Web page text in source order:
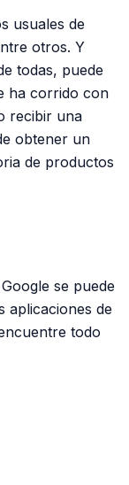
usuales de
otros. Y
todas, puede
ha corrido con
recibir una
obtener un
de productos
se puede
aplicaciones de
todo